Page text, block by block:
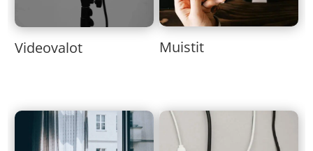
Videovalot Muistit